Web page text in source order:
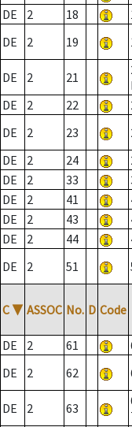
DE
2 18
DE
2 19
DE 2 21
DE
2 22
DE
2 23
DE
2 24
DE
2 33
DE
2 41
DE
2 43
DE
2 44
DE
2 51
C ▼ ASSOC No. D Code
DE 2 61
DE
2 62
DE 2 63